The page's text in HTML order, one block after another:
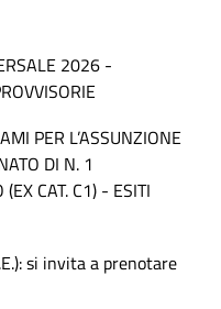
2026 -
PER L’ASSUNZIONE
DI N. 1
CAT. C1) - ESITI
si invita a prenotare